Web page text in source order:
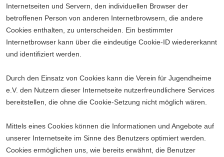
Internetseiten und Servern, den individuellen Browser der
betroffenen Person von anderen Internetbrowsern, die andere
Cookies enthalten, zu unterscheiden. Ein bestimmter
Internetbrowser kann über die eindeutige Cookie-ID wiedererkannt
und identifiziert werden.
Durch den Einsatz von Cookies kann die Verein für Jugendheime
e.V. den Nutzern dieser Internetseite nutzerfreundlichere Services
bereitstellen, die ohne die Cookie-Setzung nicht möglich wären.
Mittels eines Cookies können die Informationen und Angebote auf
unserer Internetseite im Sinne des Benutzers optimiert werden.
Cookies ermöglichen uns, wie bereits erwähnt, die Benutzer